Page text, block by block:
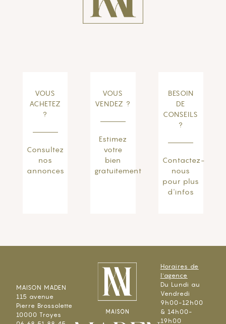
VOUS
ACHETEZ
?
Consultez
nos
annonces
VOUS
VENDEZ ?
Estimez
votre
bien
gratuitement
BESOIN
DE
CONSEILS
?
Contactez-
nous
pour plus
d'infos
MAISON MADEN
115 avenue
Pierre Brossolette
10000 Troyes
Horaires de
l'agence
Du Lundi au
Vendredi
9h00-12h00
& 14h00-
19h00